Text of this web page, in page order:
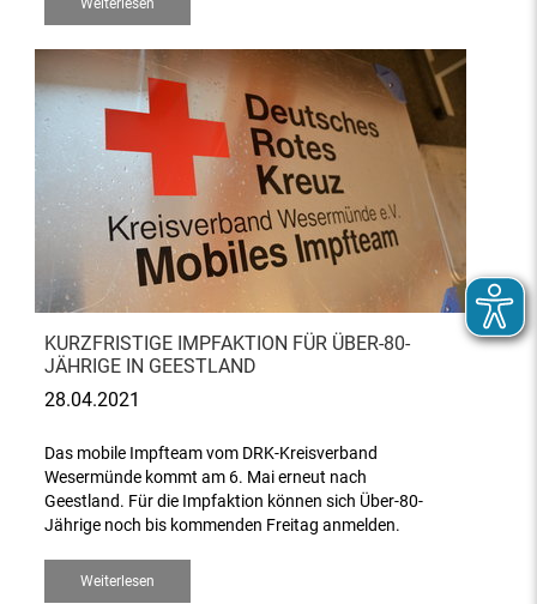
Weiterlesen
KURZFRISTIGE IMPFAKTION FÜR ÜBER-80-
JÄHRIGE IN GEESTLAND
28.04.2021
Das mobile Impfteam vom DRK-Kreisverband
Wesermünde kommt am 6. Mai erneut nach
Geestland. Für die Impfaktion können sich Über-80-
Jährige noch bis kommenden Freitag anmelden.
Weiterlesen